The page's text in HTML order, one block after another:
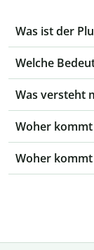
Was ist der
Welche
Was versteht
Woher kommt
Woher kommt